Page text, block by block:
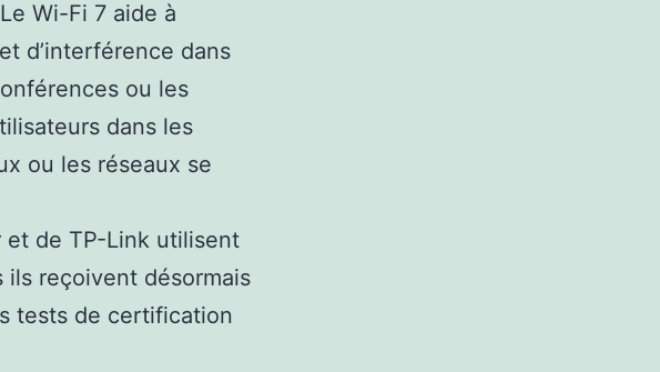
Wi-Fi 7 aide à
d’interférence dans
ou les
dans les
ou les réseaux se
et de TP-Link utilisent
ils reçoivent désormais
tests de certification